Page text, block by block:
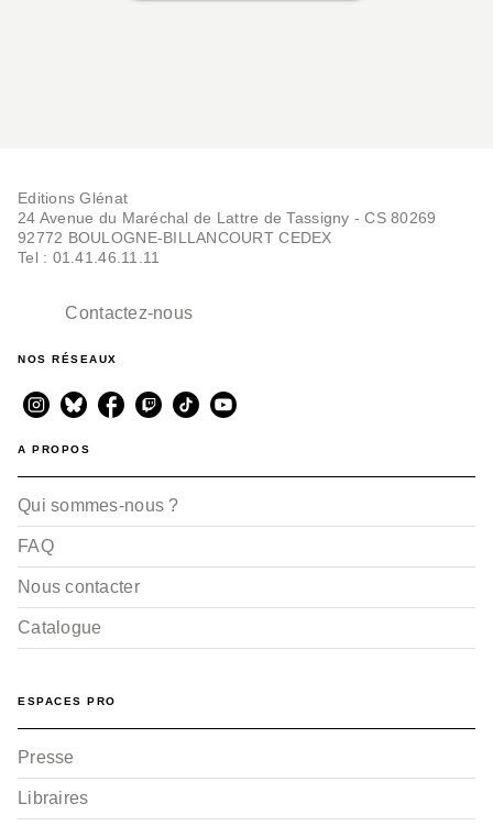
Editions Glénat
24 Avenue du Maréchal de Lattre de Tassigny - CS 80269
92772 BOULOGNE-BILLANCOURT CEDEX
Tel : 01.41.46.11.11
Contactez-nous
NOS RÉSEAUX
A PROPOS
Qui sommes-nous ?
FAQ
Nous contacter
Catalogue
ESPACES PRO
Presse
Libraires